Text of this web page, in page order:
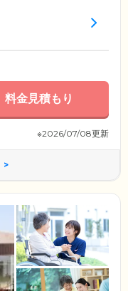
料金見積もり
※2026/07/08更新